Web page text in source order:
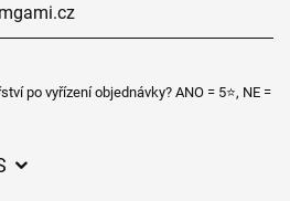
po vyřízení objednávky? ANO = 5⭐, NE =